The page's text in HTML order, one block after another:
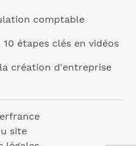
comptable
étapes clés en vidéos
création d'entreprise
site